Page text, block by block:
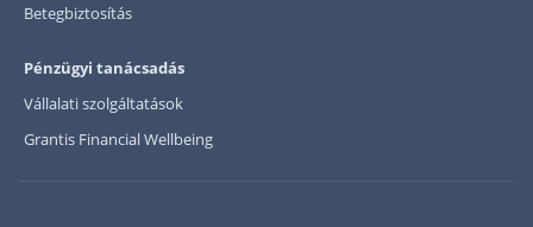
Betegbiztosítás
Pénzügyi tanácsadás
Vállalati szolgáltatások
Grantis Financial Wellbeing